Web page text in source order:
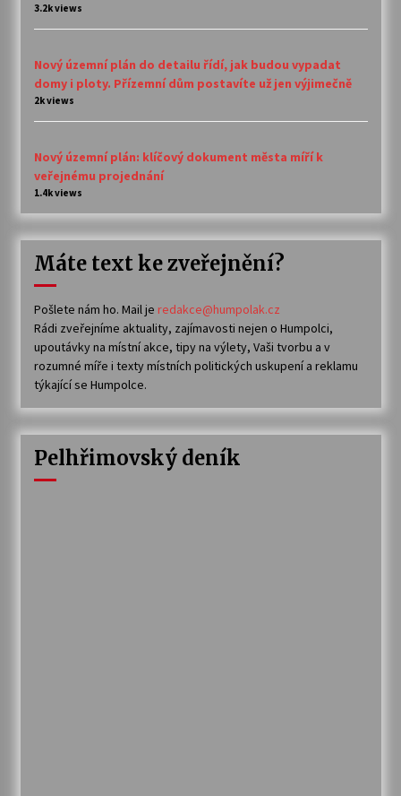
3.2k views
Nový územní plán do detailu řídí, jak budou vypadat
domy i ploty. Přízemní dům postavíte už jen výjimečně
2k views
Nový územní plán: klíčový dokument města míří k
veřejnému projednání
1.4k views
Máte text ke zveřejnění?
Pošlete nám ho. Mail je redakce@humpolak.cz
Rádi zveřejníme aktuality, zajímavosti nejen o Humpolci,
upoutávky na místní akce, tipy na výlety, Vaši tvorbu a v
rozumné míře i texty místních politických uskupení a reklamu
týkající se Humpolce.
Pelhřimovský deník